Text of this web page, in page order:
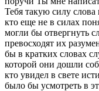
Тебя такую силу слова
кто еще не в силах
могли бы отвергнуть
превосходят их
бы в кратких словах
которой они дошли
кто увидел в свете
было бы усмотреть в